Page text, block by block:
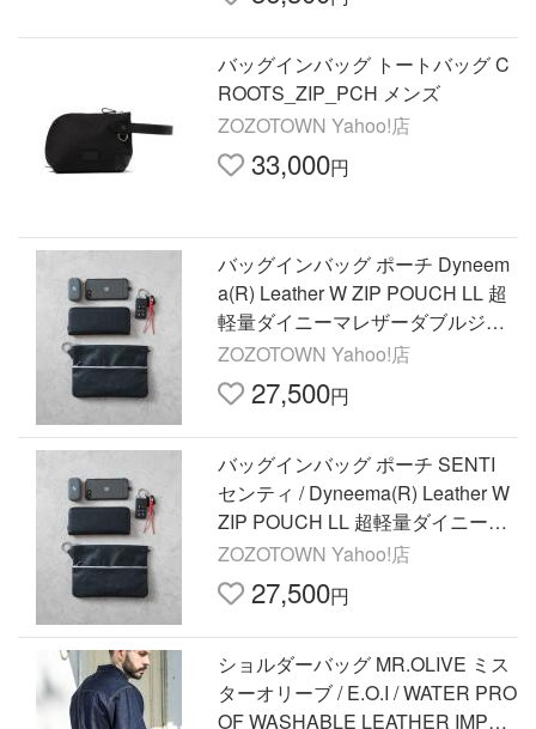
バッグインバッグ トートバッグ C
ROOTS_ZIP_PCH メンズ
ZOZOTOWN Yahoo!店
33,000円
バッグインバッグ ポーチ Dyneem
a(R) Leather W ZIP POUCH LL 超
軽量ダイニーマレザーダブルジッ
プポーチLL メンズ レディース
ZOZOTOWN Yahoo!店
27,500円
バッグインバッグ ポーチ SENTI
センティ / Dyneema(R) Leather W
ZIP POUCH LL 超軽量ダイニーマ
レザーダブルジップポーチLL 牛革
/ 3034
ZOZOTOWN Yahoo!店
27,500円
ショルダーバッグ MR.OLIVE ミス
ターオリーブ / E.O.I / WATER PRO
OF WASHABLE LEATHER IMPER